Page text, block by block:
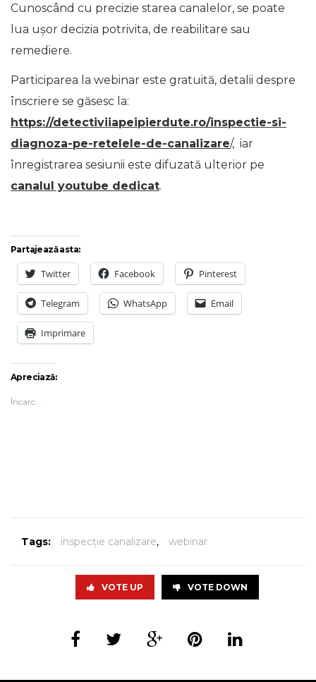
Cunoscând cu precizie starea canalelor, se poate
lua uşor decizia potrivita, de reabilitare sau
remediere.
Participarea la webinar este gratuită, detalii despre
înscriere se găsesc la:
https://detectiviiapeipierdute.ro/inspectie-si-
diagnoza-pe-retelele-de-canalizare/, iar
înregistrarea sesiunii este difuzată ulterior pe
canalul youtube dedicat.
Partajează asta:
Twitter Facebook Pinterest
Telegram WhatsApp Email
Imprimare
Apreciază:
Încarc...
Tags: inspecție canalizare, webinar
VOTE UP VOTE DOWN